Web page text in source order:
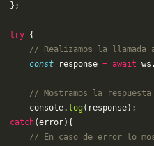
};
try {
// Realizamos la llamada
    const
response = await ws.
// Mostramos la respuesta
    console.
log (response);
catch(error){
// En caso de error lo